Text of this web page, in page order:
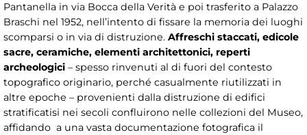
Pantanella in via Bocca della Verità e poi trasferito a Palazzo
Braschi nel 1952, nell’intento di fissare la memoria dei luoghi
scomparsi o in via di distruzione. Affreschi staccati, edicole
sacre, ceramiche, elementi architettonici, reperti
archeologici – spesso rinvenuti al di fuori del contesto
topografico originario, perché casualmente riutilizzati in
altre epoche – provenienti dalla distruzione di edifici
stratificatisi nei secoli confluirono nelle collezioni del Museo,
affidando a una vasta documentazione fotografica il